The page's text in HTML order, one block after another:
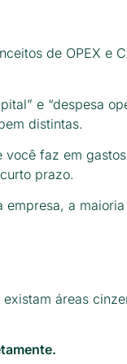
de OPEX e
e “despesa
distintas.
faz em
prazo.
a
áreas